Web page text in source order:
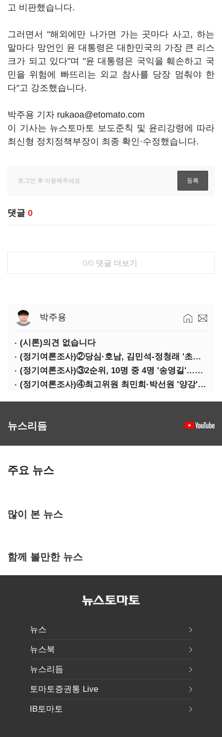
고 비판했습니다.
그러면서 "해외에만 나가면 가는 곳마다 사고, 하는
말마다 망언인 윤 대통령은 대한민국의 가장 큰 리스
크가 되고 있다"며 "윤 대통령은 국익을 훼손하고 국
민을 위험에 빠뜨리는 외교 참사를 당장 멈춰야 한
다"고 강조했습니다.
박주용 기자 rukaoa@etomato.com
이 기사는 뉴스토마토 보도준칙 및 윤리강령에 따라
최신형 정치정책부장이 최종 확인·수정했습니다.
댓글 0
0/0 댓글 더보기
박주용
(시론)의견 없습니다
(정기여론조사)②당심·호남, 김민석-정청래 '초접전'
(정기여론조사)③2순위, 10명 중 4명 '송영길'…정청래 '한 자릿수'
(정기여론조사)④최고위원 최민희·박선원 '양강'…서미화·이성윤·임미애 뒤이어
뉴스리듬
주요 뉴스
많이 본 뉴스
함께 볼만한 뉴스
뉴스
뉴스북
뉴스리듬
토마토증권통 Live
IB토마토